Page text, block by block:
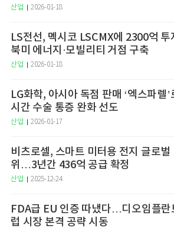
산업 2026-01-18
LS전선, 멕시코 LSCMX에 2300억 투
북미 에너지·모빌리티 거점 구축
산업 2026-01-18
LG화학, 아시아 독점 판매 ‘엑스파렐’
시간 수술 통증 완화 선도
산업 2026-01-17
비츠로셀, 스마트 미터용 전지 글로벌
위…3년간 436억 공급 확정
산업 2025-12-24
FDA급 EU 인증 따냈다…디오임플란
럽 시장 본격 공략 시동